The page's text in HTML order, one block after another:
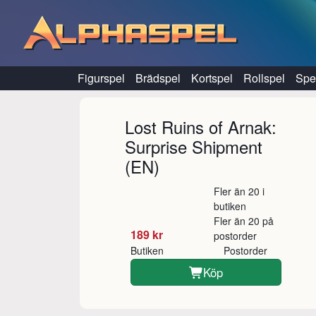
Figurspel Brädspel Kortspel Rollspel
Lost Ruins of Arnak:
Surprise Shipment
(EN)
189 kr
Fler än 20 i
butiken
Fler än 20 på
postorder
Butiken
Postorder
Köp